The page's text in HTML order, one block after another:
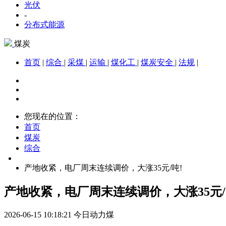
光伏
-
分布式能源
煤炭
首页 | 综合 | 采煤 | 运输 | 煤化工 | 煤炭安全 | 法规 |
您现在的位置：
首页
煤炭
综合
产地收紧，电厂周末连续调价，大涨35元/吨!
产地收紧，电厂周末连续调价，大涨35元
2026-06-15 10:18:21 今日动力煤